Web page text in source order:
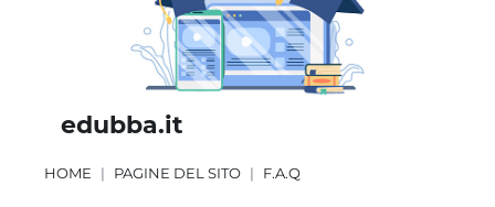
edubba.it
HOME PAGINE DEL SITO F.A.Q